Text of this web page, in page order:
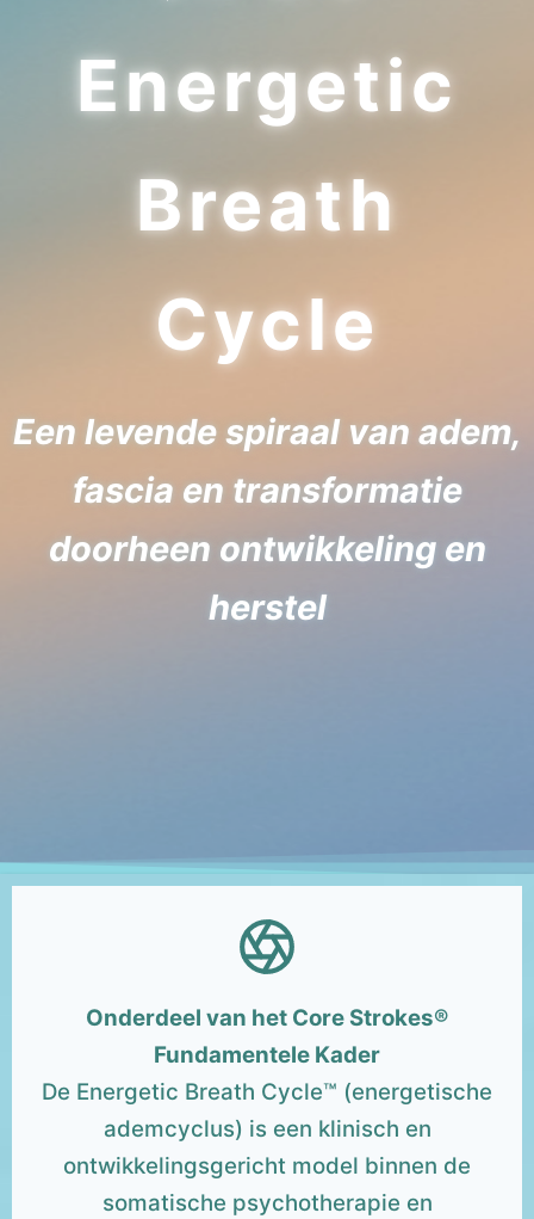
Energetic
Breath
Cycle
Een levende spiraal van adem,
fascia en transformatie
doorheen ontwikkeling en
herstel
Onderdeel van het Core Strokes®
Fundamentele Kader
De Energetic Breath Cycle™ (energetische
ademcyclus) is een klinisch en
ontwikkelingsgericht model binnen de
somatische psychotherapie en